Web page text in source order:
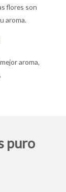
flores son
aroma.
aroma,
puro